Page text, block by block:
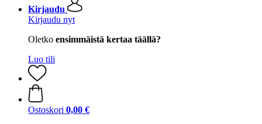
Kirjaudu
Kirjaudu nyt
Oletko ensimmäistä kertaa täällä?
Luo tili
Ostoskori 0,00 €